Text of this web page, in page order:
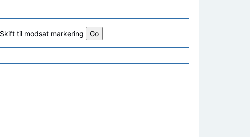
Skift til modsat markering